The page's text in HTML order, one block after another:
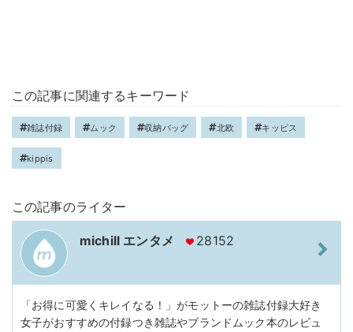
この記事に関連するキーワード
雑誌付録 ムック 収納バッグ 北欧 キッピス
kippis
この記事のライター
michill エンタメ 28152
「お得に可愛くキレイなる！」がモットーの雑誌付録大好き
女子がおすすめの付録つき雑誌やブランドムック本のレビュ